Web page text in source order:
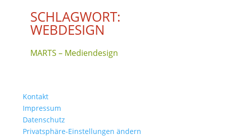
SCHLAGWORT:
WEBDESIGN
MARTS – Mediendesign
Kontakt
Impressum
Datenschutz
Privatsphäre-Einstellungen ändern